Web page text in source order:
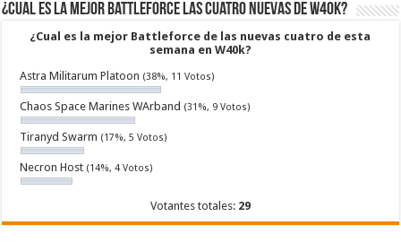
¿Cual es la mejor Battleforce las cuatro nuevas de W40k?
¿Cual es la mejor Battleforce de las nuevas cuatro de esta
semana en W40k?
Astra Militarum Platoon (38%, 11 Votos)
Chaos Space Marines WArband (31%, 9 Votos)
Tiranyd Swarm (17%, 5 Votos)
Necron Host (14%, 4 Votos)
Votantes totales: 29